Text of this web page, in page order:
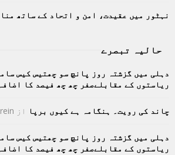
نہٹور میں عقیدت، امن و اتحاد کے ساتھ
حالیہ تبصرے
دہلی میں گزشتہ روز پانچ سو چھتیس کیس
ریاستوں کے مقابلےصفر چھ چھ فیصد کا اضافہ
چاند کی رویت۔ ہنگامہ ہے کیوں برپا از
دہلی میں گزشتہ روز پانچ سو چھتیس کیس
ریاستوں کے مقابلےصفر چھ چھ فیصد کا اضافہ